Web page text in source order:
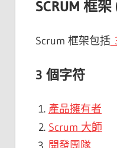
SCRUM 框架
Scrum 框架包括
3 個字符
產品擁有者
Scrum 大師